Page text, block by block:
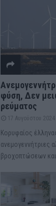
φύση, Δεν
ρεύματος
17 Αυγούστου 2024
Κορυφαίος
ανεμογεννήτριες
βροχοπτώσεων